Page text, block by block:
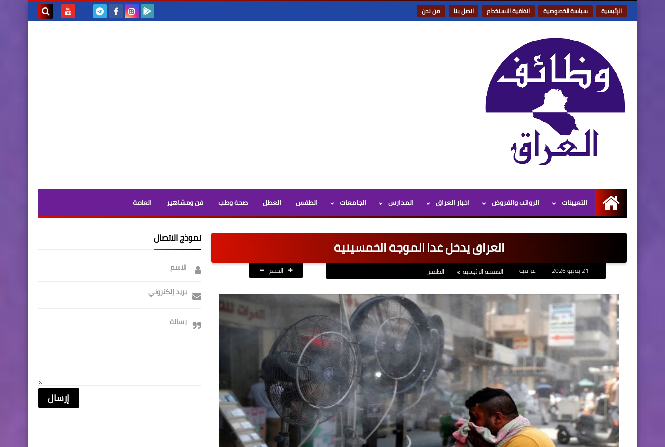
الرئيسية سياسة الخصوصية اتفاقية الاستخدام اتصل بنا من نحن
الرئيسية
التعيينات الرواتب والقروض اخبار العراق المدارس الجامعات الطقس العطل صحة وطب فن ومشاهير العامة
العراق يدخل غدا الموجة الخمسينية
عراقية الصفحة الرئيسية الطقس الحجم
نموذج الاتصال
الاسم
بريد إلكتروني
رسالة